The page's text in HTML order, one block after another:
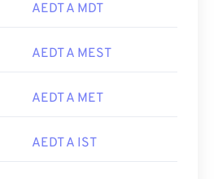
AEDT A MDT
AEDT A MEST
AEDT A MET
AEDT A IST